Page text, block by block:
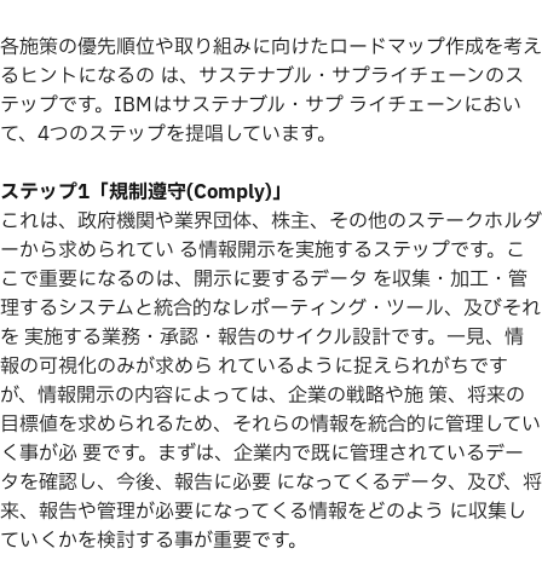
各施策の優先順位や取り組みに向けたロードマップ作成を考え
るヒントになるの は、サステナブル・サプライチェーンのス
テップです。IBMはサステナブル・サプ ライチェーンにおい
て、4つのステップを提唱しています。
ステップ1「規制遵守(Comply)」
これは、政府機関や業界団体、株主、その他のステークホルダ
ーから求められてい る情報開示を実施するステップです。こ
こで重要になるのは、開示に要するデータ を収集・加工・管
理するシステムと統合的なレポーティング・ツール、及びそれ
を 実施する業務・承認・報告のサイクル設計です。一見、情
報の可視化のみが求めら れているように捉えられがちです
が、情報開示の内容によっては、企業の戦略や施 策、将来の
目標値を求められるため、それらの情報を統合的に管理してい
く事が必 要です。まずは、企業内で既に管理されているデー
タを確認し、今後、報告に必要 になってくるデータ、及び、将
来、報告や管理が必要になってくる情報をどのよう に収集し
ていくかを検討する事が重要です。